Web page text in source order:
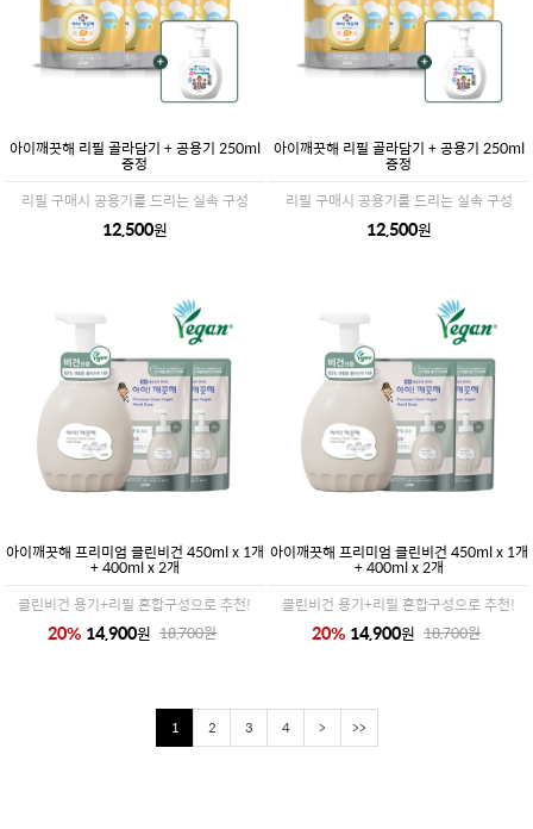
아이깨끗해 리필 골라담기 + 공용기 250ml
증정
리필 구매시 공용기를 드리는 실속 구성
12,500원
아이깨끗해 리필 골라담기 + 공용기 250ml
증정
리필 구매시 공용기를 드리는 실속 구성
12,500원
아이깨끗해 프리미엄 클린비건 450ml x 1개
+ 400ml x 2개
클린비건 용기+리필 혼합구성으로 추천!
20% 14,900원 18,700원
아이깨끗해 프리미엄 클린비건 450ml x 1개
+ 400ml x 2개
클린비건 용기+리필 혼합구성으로 추천!
20% 14,900원 18,700원
1 2 3 4 > >>